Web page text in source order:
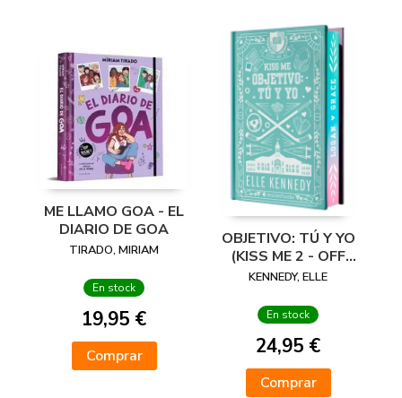
ME LLAMO GOA - EL
DIARIO DE GOA
TIRADO, MIRIAM
En stock
19,95 €
Comprar
OBJETIVO: TÚ Y YO
(KISS ME 2 - OFF
CAMPUS 2) -
EN TAPA DURA
CON
KENNEDY, ELLE
En stock
24,95 €
Comprar